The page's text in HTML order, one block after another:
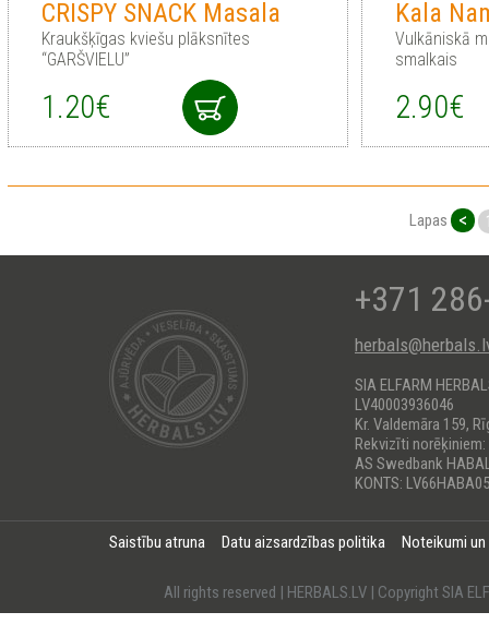
CRISPY SNACK Masala
Kraukšķīgas kviešu plāksnītes
“GARŠVIELU”
1.20€
Kala
Vulkāniskā
smalkais
2.90€
Lapas <
+371
SIA ELFARM
LV40003936046
Kr. Valdemāra 159,
Rekvizīti norēķiniem:
AS Swedbank
KONTS:
Saistību atruna Datu aizsardzības politika Noteikumi
All rights reserved | HERBALS.LV | Copyright SIA